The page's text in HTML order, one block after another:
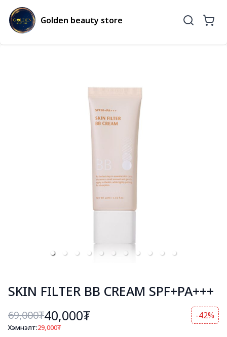
Golden beauty store
SKIN FILTER BB CREAM SPF+PA+++
69,000₮40,000₮ -42%
Хэмнэлт:29,000₮